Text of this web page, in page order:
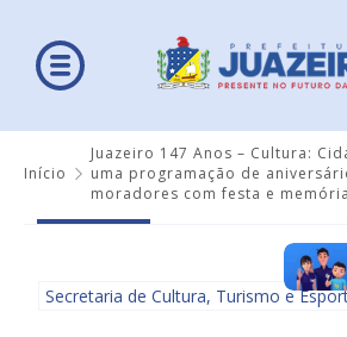
Início
Juazeiro 147 Anos – Cultura:
uma programação de
moradores com festa e
Secretaria de Cultura, Turismo e